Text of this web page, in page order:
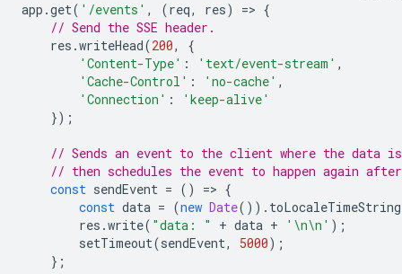
app .get( '/events' , (req, res) => {
// Send the SSE header.
res .writeHead(200,
{
'Content-Type' : 'text/event-stream' ,
'Cache-Control' : 'no-cache' ,
'Connection' :
'keep-alive'
});
// Sends an event to the client where the data
// then schedules the event to happen again
const sendEvent = () => {
const data = (new Date()). toLocaleTimeString
res .write( "data: " + data + '\n\n' );
setTimeout(sendEvent, 5000);
};